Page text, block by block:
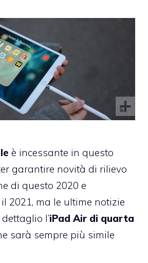
è incessante in questo
garantire novità di rilievo
di questo 2020 e
2021, ma le ultime notizie
l’iPad Air di quarta
sarà sempre più simile